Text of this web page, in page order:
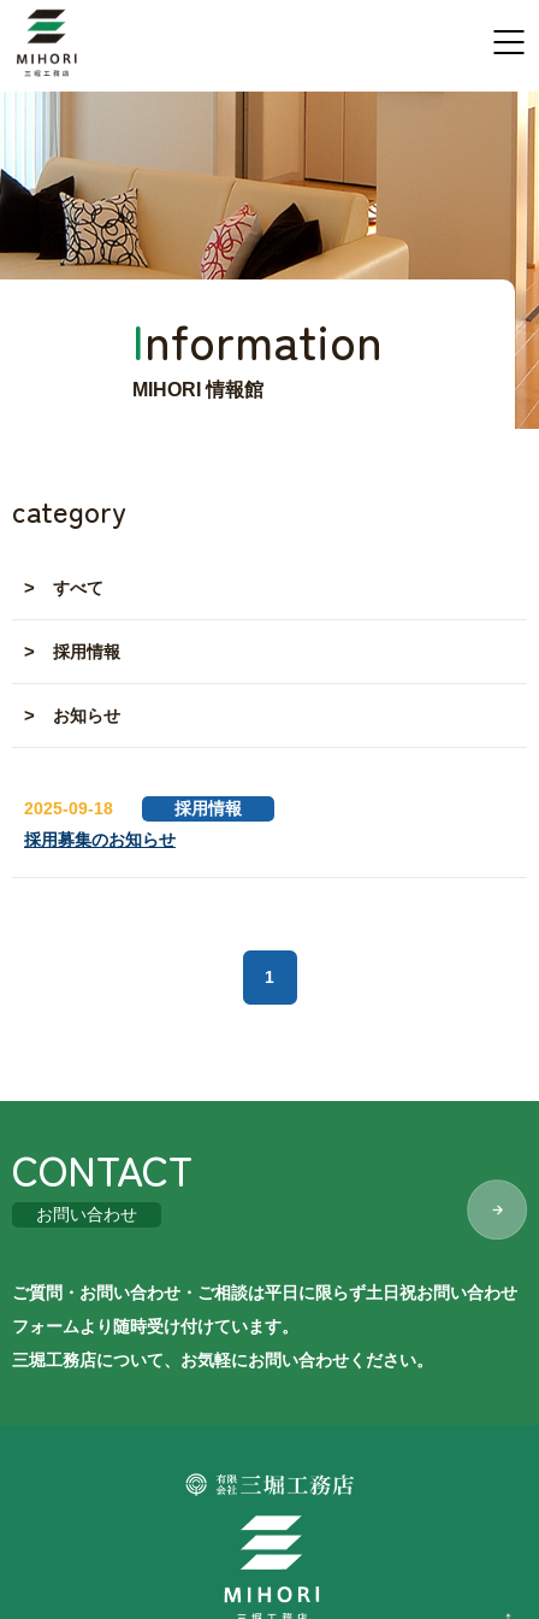
Information
MIHORI 情報館
category
すべて
採用情報
お知らせ
2025-09-18
採用情報
採用募集のお知らせ
1
CONTACT
お問い合わせ
ご質問・お問い合わせ・ご相談は平日に限らず土日祝お問い合わせ
フォームより随時受け付けています。
三堀工務店について、お気軽にお問い合わせください。